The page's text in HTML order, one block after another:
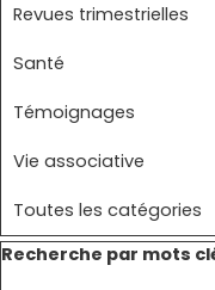
Revues trimestrielles
Santé
Témoignages
Vie associative
Toutes les catégories
Sauter le bloc
Recherche par mots